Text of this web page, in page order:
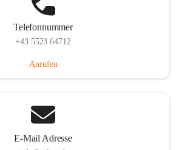
Telefonnummer
+43 5523 64712
Anrufen
E-Mail Adresse